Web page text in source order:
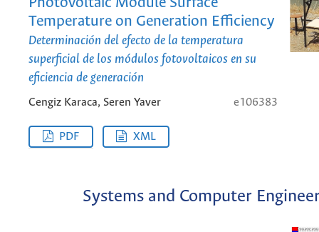
Photovoltaic Module Surface
Temperature on Generation Efficiency
Determinación del efecto de la temperatura
superficial de los módulos fotovoltaicos en su
eficiencia de generación
Cengiz Karaca, Seren Yaver e106383
PDF XML
Systems and Computer